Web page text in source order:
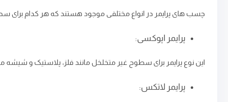
چسب‌ های پرایمر در انواع مختلفی موجود هستند که هر کدام برای
پرایمر اپوکسی:
این نوع پرایمر برای سطوح غیر متخلخل مانند فلز، پلاستیک و
پرایمر لاتکس: